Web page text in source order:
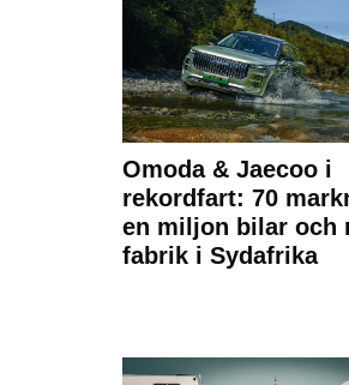
Omoda & Jaecoo i
rekordfart: 70
en miljon bilar och
fabrik i Sydafrika